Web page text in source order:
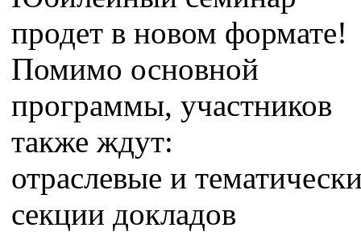
продет в новом формате!
Помимо основной
программы, участников
также ждут:
отраслевые и
секции докладов